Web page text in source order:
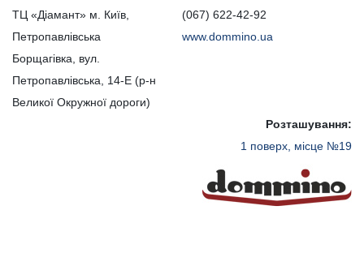
ТЦ «Діамант» м. Київ,
Петропавлівська
Борщагівка, вул.
Петропавлівська, 14-Е (р-н
Великої Окружної дороги)
(067) 622-42-92
www.dommino.ua
Розташування:
1 поверх, місце №19